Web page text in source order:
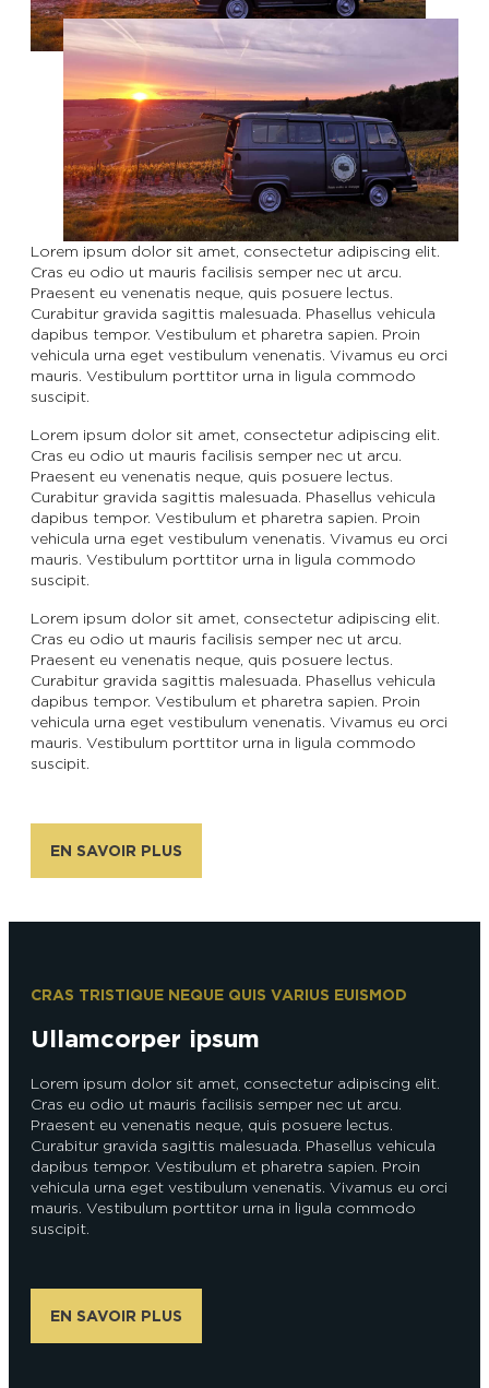
Lorem ipsum dolor sit amet, consectetur adipiscing elit.
Cras eu odio ut mauris facilisis semper nec ut arcu.
Praesent eu venenatis neque, quis posuere lectus.
Curabitur gravida sagittis malesuada. Phasellus vehicula
dapibus tempor. Vestibulum et pharetra sapien. Proin
vehicula urna eget vestibulum venenatis. Vivamus eu orci
mauris. Vestibulum porttitor urna in ligula commodo
suscipit.
Lorem ipsum dolor sit amet, consectetur adipiscing elit.
Cras eu odio ut mauris facilisis semper nec ut arcu.
Praesent eu venenatis neque, quis posuere lectus.
Curabitur gravida sagittis malesuada. Phasellus vehicula
dapibus tempor. Vestibulum et pharetra sapien. Proin
vehicula urna eget vestibulum venenatis. Vivamus eu orci
mauris. Vestibulum porttitor urna in ligula commodo
suscipit.
Lorem ipsum dolor sit amet, consectetur adipiscing elit.
Cras eu odio ut mauris facilisis semper nec ut arcu.
Praesent eu venenatis neque, quis posuere lectus.
Curabitur gravida sagittis malesuada. Phasellus vehicula
dapibus tempor. Vestibulum et pharetra sapien. Proin
vehicula urna eget vestibulum venenatis. Vivamus eu orci
mauris. Vestibulum porttitor urna in ligula commodo
suscipit.
EN SAVOIR PLUS
CRAS TRISTIQUE NEQUE QUIS VARIUS EUISMOD
Ullamcorper ipsum
Lorem ipsum dolor sit amet, consectetur adipiscing elit.
Cras eu odio ut mauris facilisis semper nec ut arcu.
Praesent eu venenatis neque, quis posuere lectus.
Curabitur gravida sagittis malesuada. Phasellus vehicula
dapibus tempor. Vestibulum et pharetra sapien. Proin
vehicula urna eget vestibulum venenatis. Vivamus eu orci
mauris. Vestibulum porttitor urna in ligula commodo
suscipit.
EN SAVOIR PLUS